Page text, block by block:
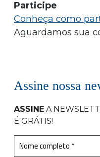
Participe
Conheça como
Aguardamos sua
Assine nossa
ASSINE A
É GRÁTIS!